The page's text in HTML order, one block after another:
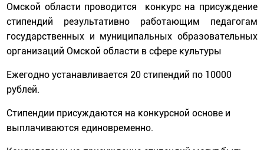
Омской области проводится конкурс на присуждение
стипендий результативно работающим педагогам
государственных и муниципальных образовательных
организаций Омской области в сфере культуры
Ежегодно устанавливается 20 стипендий по 10000
рублей.
Стипендии присуждаются на конкурсной основе и
выплачиваются единовременно.